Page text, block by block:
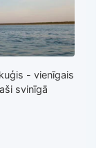
- vienīgais
svinīgā